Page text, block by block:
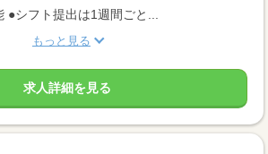
●シフト提出は1週間ごと...
もっと見る
求人詳細を見る